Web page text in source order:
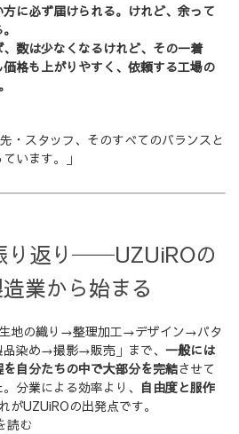
方に必ず届けられる。けれど、余って
数は少なくなるけれど、その一着
格も上がりやすく、依頼する工場の
・スタッフ、そのすべてのバランスと
います。」
り返り──UZUiROの
業から始まる
地の織り→整理加工→デザイン→パタ
染め→撮影→販売」まで、 一般には
自分たちの中で大部分を完結させて
分業による効率より、 自由度と服作
UZUiROの出発点です。
読む